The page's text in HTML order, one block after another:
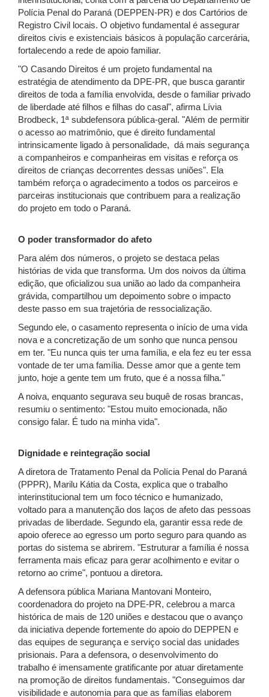
Polícia Penal do Paraná (DEPPEN-PR) e dos Cartórios de
Registro Civil locais. O objetivo fundamental é assegurar
direitos civis e existenciais básicos à população carcerária,
fortalecendo a rede de apoio familiar.
"O Casando Direitos é um projeto fundamental na
estratégia de atendimento da DPE-PR, que busca garantir
direitos de toda a família envolvida, desde o familiar privado
de liberdade até filhos e filhas do casal", afirma Lívia
Brodbeck, 1ª subdefensora pública-geral. "Além de permitir
o acesso ao matrimônio, que é direito fundamental
intrinsicamente ligado à personalidade, dá mais segurança
a companheiros e companheiras em visitas e reforça os
direitos de crianças decorrentes dessas uniões". Ela
também reforça o agradecimento a todos os parceiros e
parceiras institucionais que contribuem para a realização
do projeto em todo o Paraná.
O poder transformador do afeto
Para além dos números, o projeto se destaca pelas
histórias de vida que transforma. Um dos noivos da última
edição, que oficializou sua união ao lado da companheira
grávida, compartilhou um depoimento sobre o impacto
deste passo em sua trajetória de ressocialização.
Segundo ele, o casamento representa o início de uma vida
nova e a concretização de um sonho que nunca pensou
em ter. "Eu nunca quis ter uma família, e ela fez eu ter essa
vontade de ter uma família. Desse amor que a gente tem
junto, hoje a gente tem um fruto, que é a nossa filha."
A noiva, enquanto segurava seu buquê de rosas brancas,
resumiu o sentimento: "Estou muito emocionada, não
consigo falar. É tudo na minha vida".
Dignidade e reintegração social
A diretora de Tratamento Penal da Polícia Penal do Paraná
(PPPR), Marilu Kátia da Costa, explica que o trabalho
interinstitucional tem um foco técnico e humanizado,
voltado para a manutenção dos laços de afeto das pessoas
privadas de liberdade. Segundo ela, garantir essa rede de
apoio oferece ao egresso um porto seguro para quando as
portas do sistema se abrirem. "Estruturar a família é nossa
ferramenta mais eficaz para gerar acolhimento e evitar o
retorno ao crime", pontuou a diretora.
A defensora pública Mariana Mantovani Monteiro,
coordenadora do projeto na DPE-PR, celebrou a marca
histórica de mais de 120 uniões e destacou que o avanço
da iniciativa depende fortemente do apoio do DEPPEN e
das equipes de segurança e serviço social das unidades
prisionais. Para a defensora, o desenvolvimento do
trabalho é imensamente gratificante por atuar diretamente
na promoção de direitos fundamentais. "Conseguimos dar
visibilidade e autonomia para que as famílias elaborem